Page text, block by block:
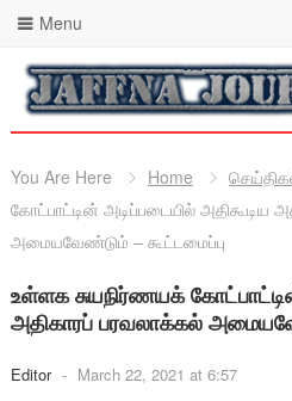
Menu
You Are Here Home
கோட்பாட்டின் அடிப்படையில் அதிகூடிய
அமையவேண்டும் – கூட்டமைப்பு
உள்ளக சுயநிர்ணயக்
அதிகாரப் பரவலாக்கல்
Editor - March 22, 2021 at 6:57